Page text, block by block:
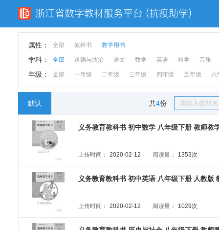
属性： 全部 教科书 教学用书
学科： 全部 道德与法治 语文 数学 英语 科学 音乐
年级： 全部 一年级 二年级 三年级 四年级 五年级 六
默认 共4份
义务教育教科书 初中数学 八年级下册 教师教
上传时间： 2020-02-12 阅读量： 1353次
义务教育教科书 初中英语 八年级下册 人教版
上传时间： 2020-02-12 阅读量： 1029次